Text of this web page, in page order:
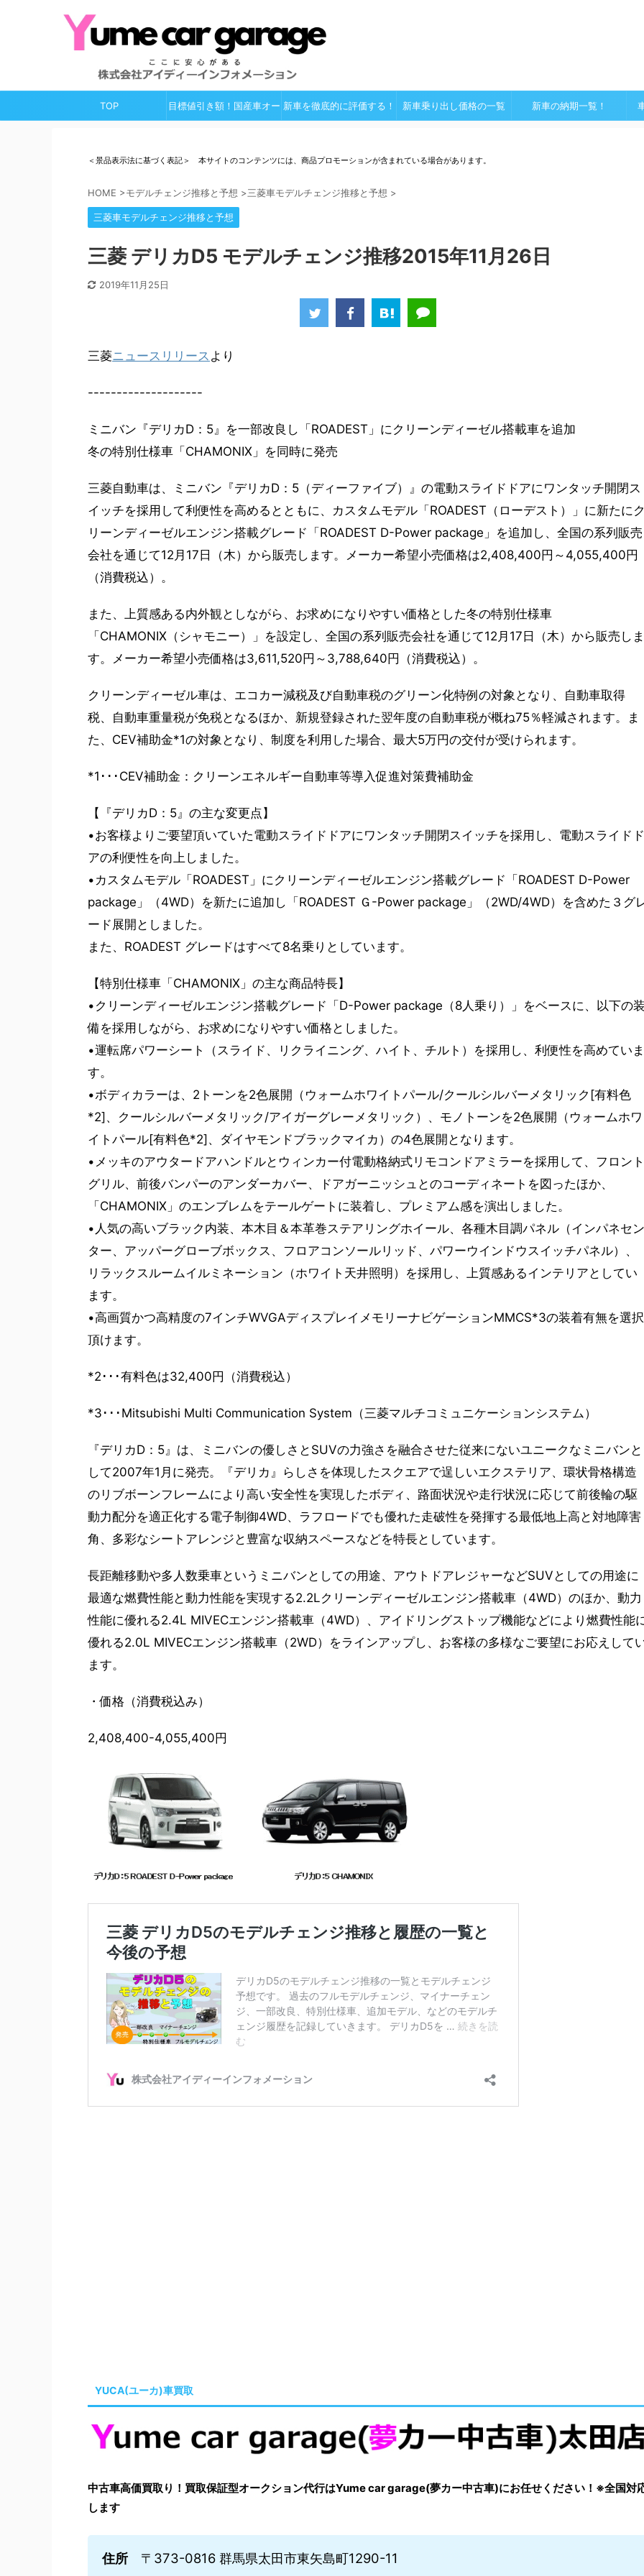
TOP 目標値引き額！国産車オー 新車を徹底的に評価する！ 新車乗り出し価格の一覧 新車の納期一覧！
＜景品表示法に基づく表記＞ 本サイトのコンテンツには、商品プロモーションが含まれている場合があります。
HOME >モデルチェンジ推移と予想 >三菱車モデルチェンジ推移と予想 >
三菱車モデルチェンジ推移と予想
三菱 デリカD5 モデルチェンジ推移2015年11月26日
2019年11月25日
三菱ニュースリリース より
--------------------
ミニバン『デリカD：5』を一部改良し「ROADEST」にクリーンディーゼル搭載車を追加
冬の特別仕様車「CHAMONIX」を同時に発売
三菱自動車は、ミニバン『デリカD：5（ディーファイブ）』の電動スライドドアにワンタッチ開閉ス
イッチを採用して利便性を高めるとともに、カスタムモデル「ROADEST（ローデスト）」に新たに
リーンディーゼルエンジン搭載グレード「ROADEST D-Power package」を追加し、全国の系列販売
会社を通じて12月17日（木）から販売します。メーカー希望小売価格は2,408,400円～4,055,400円
（消費税込）。
また、上質感ある内外観としながら、お求めになりやすい価格とした冬の特別仕様車
「CHAMONIX（シャモニー）」を設定し、全国の系列販売会社を通じて12月17日（木）から販売しま
す。メーカー希望小売価格は3,611,520円～3,788,640円（消費税込）。
クリーンディーゼル車は、エコカー減税及び自動車税のグリーン化特例の対象となり、自動車取得
税、自動車重量税が免税となるほか、新規登録された翌年度の自動車税が概ね75％軽減されます。ま
た、CEV補助金*1の対象となり、制度を利用した場合、最大5万円の交付が受けられます。
*1･･･CEV補助金：クリーンエネルギー自動車等導入促進対策費補助金
【『デリカD：5』の主な変更点】
•お客様よりご要望頂いていた電動スライドドアにワンタッチ開閉スイッチを採用し、電動スライドド
アの利便性を向上しました。
•カスタムモデル「ROADEST」にクリーンディーゼルエンジン搭載グレード「ROADEST D-Power
package」（4WD）を新たに追加し「ROADEST Ｇ-Power package」（2WD/4WD）を含めた３グ
ード展開としました。
また、ROADEST グレードはすべて8名乗りとしています。
【特別仕様車「CHAMONIX」の主な商品特長】
•クリーンディーゼルエンジン搭載グレード「D-Power package（8人乗り）」をベースに、以下の
備を採用しながら、お求めになりやすい価格としました。
•運転席パワーシート（スライド、リクライニング、ハイト、チルト）を採用し、利便性を高めていま
す。
•ボディカラーは、2トーンを2色展開（ウォームホワイトパール/クールシルバーメタリック[有料色
*2]、クールシルバーメタリック/アイガーグレーメタリック）、モノトーンを2色展開（ウォームホワ
イトパール[有料色*2]、ダイヤモンドブラックマイカ）の4色展開となります。
•メッキのアウタードアハンドルとウィンカー付電動格納式リモコンドアミラーを採用して、フロント
グリル、前後バンパーのアンダーカバー、ドアガーニッシュとのコーディネートを図ったほか、
「CHAMONIX」のエンブレムをテールゲートに装着し、プレミアム感を演出しました。
•人気の高いブラック内装、本木目＆本革巻ステアリングホイール、各種木目調パネル（インパネセン
ター、アッパーグローブボックス、フロアコンソールリッド、パワーウインドウスイッチパネル）、
リラックスルームイルミネーション（ホワイト天井照明）を採用し、上質感あるインテリアとしてい
ます。
•高画質かつ高精度の7インチWVGAディスプレイメモリーナビゲーションMMCS*3の装着有無を選択
頂けます。
*2･･･有料色は32,400円（消費税込）
*3･･･Mitsubishi Multi Communication System（三菱マルチコミュニケーションシステム）
『デリカD：5』は、ミニバンの優しさとSUVの力強さを融合させた従来にないユニークなミニバンと
して2007年1月に発売。『デリカ』らしさを体現したスクエアで逞しいエクステリア、環状骨格構造
のリブボーンフレームにより高い安全性を実現したボディ、路面状況や走行状況に応じて前後輪の駆
動力配分を適正化する電子制御4WD、ラフロードでも優れた走破性を発揮する最低地上高と対地障害
角、多彩なシートアレンジと豊富な収納スペースなどを特長としています。
長距離移動や多人数乗車というミニバンとしての用途、アウトドアレジャーなどSUVとしての用途に
最適な燃費性能と動力性能を実現する2.2Lクリーンディーゼルエンジン搭載車（4WD）のほか、動力
性能に優れる2.4L MIVECエンジン搭載車（4WD）、アイドリングストップ機能などにより燃費性能
優れる2.0L MIVECエンジン搭載車（2WD）をラインアップし、お客様の多様なご要望にお応えして
ます。
・価格（消費税込み）
2,408,400-4,055,400円
YUCA(ユーカ)車買取
中古車高価買取り！買取保証型オークション代行はYume car garage(夢カー中古車)にお任せください！※全国対
します
住所 〒373-0816 群馬県太田市東矢島町1290-11